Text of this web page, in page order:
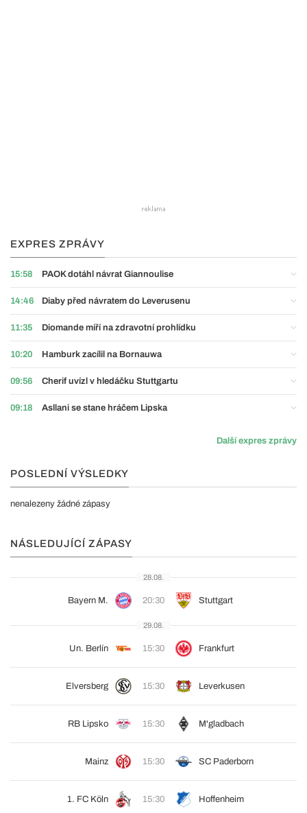
EXPRES ZPRÁVY
15:58 PAOK dotáhl návrat Giannoulise
14:46 Diaby před návratem do Leverusenu
11:35 Diomande míří na zdravotní prohlídku
10:20 Hamburk zacílil na Bornauwa
09:56 Cherif uvízl v hledáčku Stuttgartu
09:18 Asllani se stane hráčem Lipska
Další expres zprávy
POSLEDNÍ VÝSLEDKY
nenalezeny žádné zápasy
NÁSLEDUJÍCÍ ZÁPASY
28.08.
Bayern M. 20:30 Stuttgart
29.08.
Un. Berlín 15:30 Frankfurt
Elversberg 15:30 Leverkusen
RB Lipsko 15:30 M'gladbach
Mainz 15:30 SC Paderborn
1. FC Köln 15:30 Hoffenheim